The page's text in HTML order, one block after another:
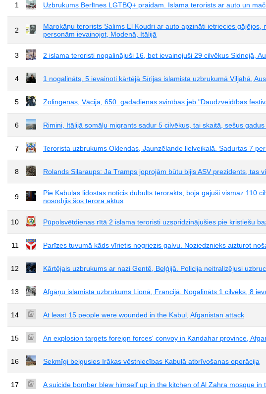
1 Uzbrukums Berlīnes LGTBQ+ praidam. Islama terorists ar auto un
2
Marokāņu terorists Salims El Koudri ar auto apzināti ietriecies
personām ievainojot, Modenā, Itālijā
3 2 islama teroristi nogalinājuši 16, bet ievainojuši 29 cilvēkus Sidnejā,
4 1 nogalināts, 5 ievainoti kārtējā Sīrijas islamista uzbrukumā Viljahā,
5 Zolingenas, Vācija, 650. gadadienas svinības jeb "Daudzveidības
6 Rimini, Itālijā somāļu migrants sadur 5 cilvēkus, tai skaitā, sešus
7 Terorista uzbrukums Oklendas, Jaunzēlande lielveikalā. Sadurtas 7
8 Rolands Silaraups: Ja Tramps joprojām būtu bijis ASV prezidents, tas
9
Pie Kabulas lidostas noticis dubults terorakts, bojā gājuši vismaz 110
nosodījis šos terora aktus
10 Pūpolsvētdienas rītā 2 islama teroristi uzspridzinājušies pie kristiešu
11 Parīzes tuvumā kāds vīrietis nogriezis galvu. Noziedznieks aizturot
12 Kārtējais uzbrukums ar nazi Gentē, Beļģijā. Policija neitralizējusi
13 Afgāņu islamista uzbrukums Lionā, Francijā. Nogalināts 1 cilvēks, 8
14 At least 15 people were wounded in the Kabul, Afganistan attack
15 An explosion targets foreign forces' convoy in Kandahar province,
16 Sekmīgi beigusies Irākas vēstniecības Kabulā atbrīvošanas operācija
17 A suicide bomber blew himself up in the kitchen of Al Zahra mosque in